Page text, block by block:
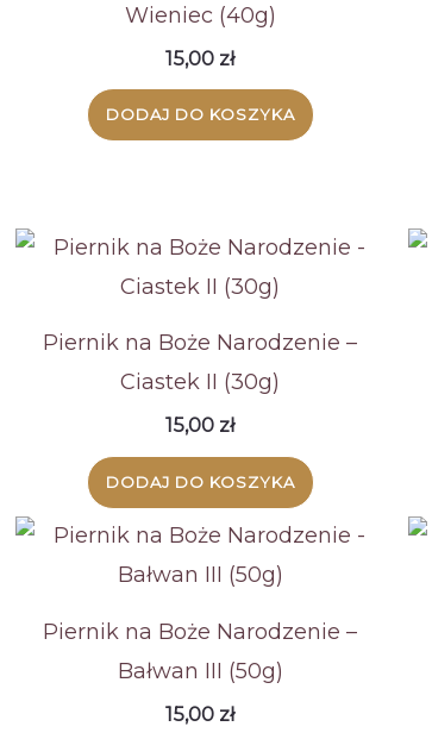
Wieniec (40g)
15,00 zł
DODAJ DO KOSZYKA
Piernik na Boże Narodzenie –
Ciastek II (30g)
15,00 zł
DODAJ DO KOSZYKA
Piernik na Boże Narodzenie –
Bałwan III (50g)
15,00 zł